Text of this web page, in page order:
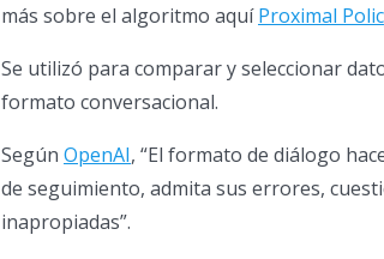
más sobre el algoritmo aquíProximal
Se utilizó para comparar y seleccionar
formato conversacional.
Según OpenAI, “El formato de diálogo
de seguimiento, admita sus errores,
inapropiadas”.